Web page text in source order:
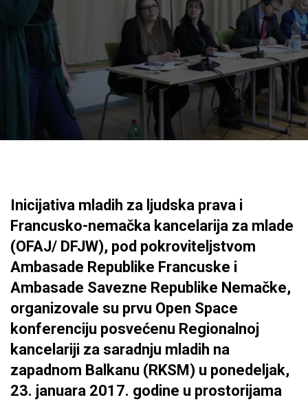
Inicijativa mladih za ljudska prava i
Francusko-nemačka kancelarija za mlade
(OFAJ/ DFJW), pod pokroviteljstvom
Ambasade Republike Francuske i
Ambasade Savezne Republike Nemačke,
organizovale su prvu Open Space
konferenciju posvećenu Regionalnoj
kancelariji za saradnju mladih na
zapadnom Balkanu (RKSM) u ponedeljak,
23. januara 2017. godine u prostorijama